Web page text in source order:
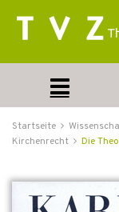
Startseite
Kirchenrecht
Die